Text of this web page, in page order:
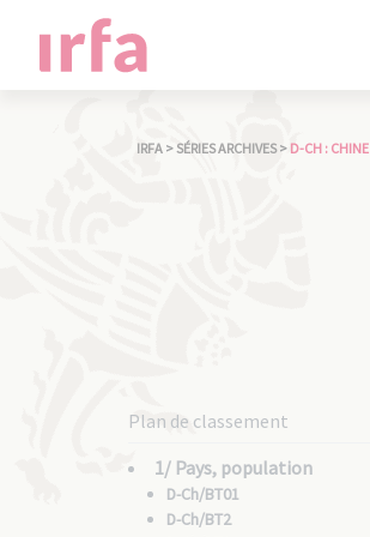
IRFA >SÉRIES ARCHIVES > D-CH : CHINE
Plan de classement
1/ Pays, population
D-Ch/BT01
D-Ch/BT2